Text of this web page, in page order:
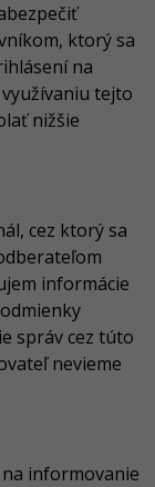
ktorý sa
na
tejto
nižšie
cez ktorý sa
informácie
správ cez túto
nevieme
informovanie